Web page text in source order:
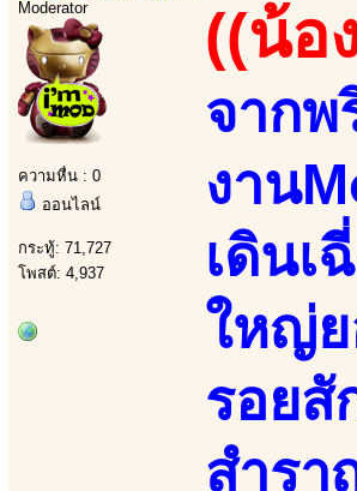
Moderator
ความหื่น : 0
ออนไลน์
กระทู้: 71,727
โพสต์: 4,937
((น้อ
จากพ
งาน
เดินเ
ใหญ่ย
รอย
สำร